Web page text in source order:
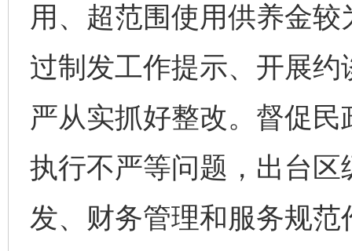
用、超范围使用供养金
过制发工作提示、开展
严从实抓好整改。督促
执行不严等问题，出台
发、财务管理和服务规